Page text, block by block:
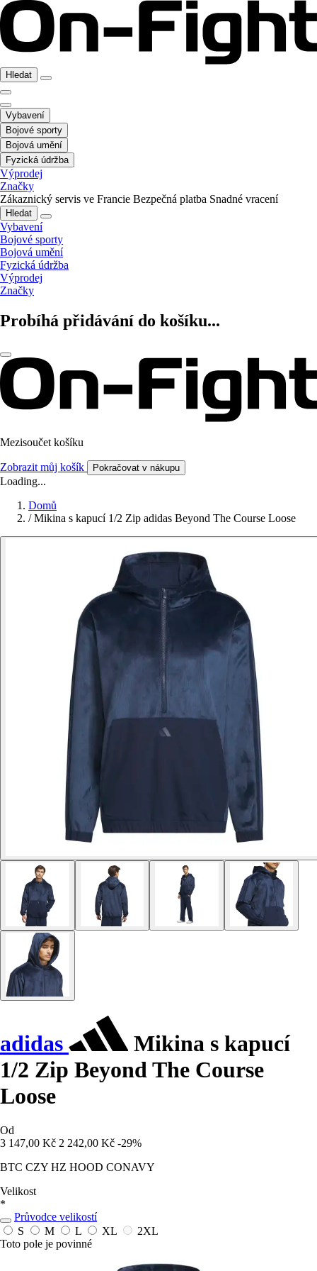
Hledat
Vybavení
Bojové sporty
Bojová umění
Fyzická údržba
Výprodej
Značky
Zákaznický servis ve Francie Bezpečná platba Snadné vracení
Hledat
Vybavení
Bojové sporty
Bojová umění
Fyzická údržba
Výprodej
Značky
Probíhá přidávání do košíku...
Mezisoučet košíku
Zobrazit můj košík Pokračovat v nákupu
Loading...
Domů
/ Mikina s kapucí 1/2 Zip adidas Beyond The Course Loose
adidas
Mikina s kapucí
1/2 Zip Beyond The Course
Loose
Od
3 147,00 Kč 2 242,00 Kč -29%
BTC CZY HZ HOOD CONAVY
Velikost
*
Průvodce velikostí
S
M L XL
2XL
Toto pole je povinné